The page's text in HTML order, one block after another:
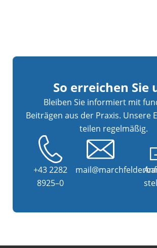
So erreichen Sie
Bleiben Sie informiert mit
Beiträgen aus der Praxis. Unsere
teilen regelmäßig.
+43 2282
8925–0